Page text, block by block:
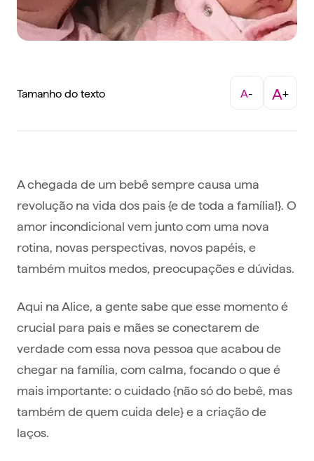
Tamanho do texto A- A+
A chegada de um bebê sempre causa uma
revolução na vida dos pais {e de toda a família!}. O
amor incondicional vem junto com uma nova
rotina, novas perspectivas, novos papéis, e
também muitos medos, preocupações e dúvidas.
Aqui na Alice, a gente sabe que esse momento é
crucial para pais e mães se conectarem de
verdade com essa nova pessoa que acabou de
chegar na família, com calma, focando o que é
mais importante: o cuidado {não só do bebê, mas
também de quem cuida dele} e a criação de
laços.